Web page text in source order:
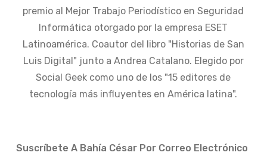
premio al Mejor Trabajo Periodístico en Seguridad
Informática otorgado por la empresa ESET
Latinoamérica. Coautor del libro "Historias de San
Luis Digital" junto a Andrea Catalano. Elegido por
Social Geek como uno de los "15 editores de
tecnología más influyentes en América latina".
Suscríbete A Bahía César Por Correo Electrónico